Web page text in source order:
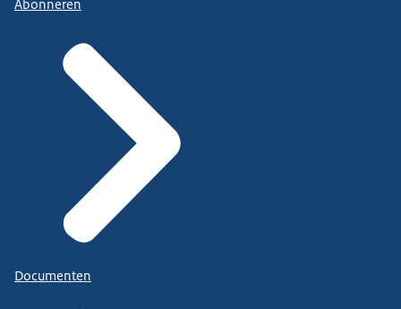
Abonneren
Documenten